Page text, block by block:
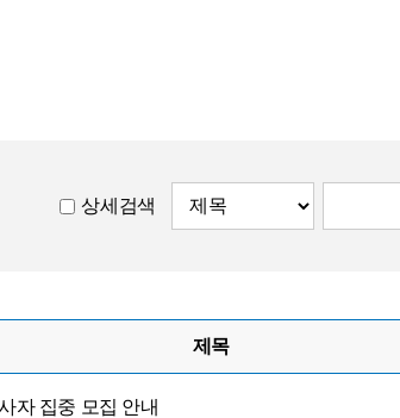
상세검색
제목
자 집중 모집 안내